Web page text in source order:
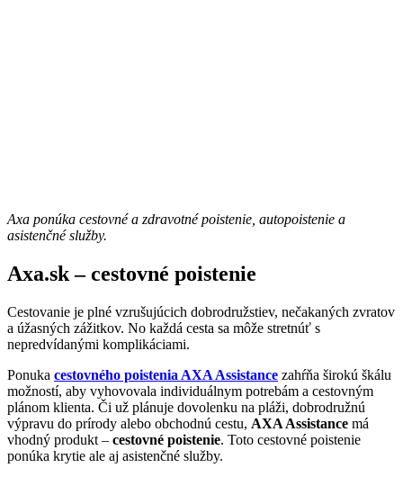
Axa ponúka cestovné a zdravotné poistenie, autopoistenie a
asistenčné služby.
Axa.sk – cestovné poistenie
Cestovanie je plné vzrušujúcich dobrodružstiev, nečakaných zvratov
a úžasných zážitkov. No každá cesta sa môže stretnúť s
nepredvídanými komplikáciami.
Ponuka cestovného poistenia AXA Assistance zahŕňa širokú škálu
možností, aby vyhovovala individuálnym potrebám a cestovným
plánom klienta. Či už plánuje dovolenku na pláži, dobrodružnú
výpravu do prírody alebo obchodnú cestu, AXA Assistance má
vhodný produkt – cestovné poistenie. Toto cestovné poistenie
ponúka krytie ale aj asistenčné služby.